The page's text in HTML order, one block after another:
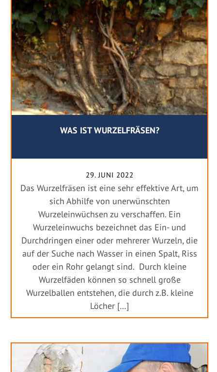
WAS IST WURZELFRÄSEN?
29. JUNI 2022
Das Wurzelfräsen ist eine sehr effektive Art, um
sich Abhilfe von unerwünschten
Wurzeleinwüchsen zu verschaffen. Ein
Wurzeleinwuchs bezeichnet das Ein- und
Durchdringen einer oder mehrerer Wurzeln, die
auf der Suche nach Wasser in einen Spalt, Riss
oder ein Rohr gelangt sind. Durch kleine
Wurzelfäden können so schnell große
Wurzelballen entstehen, die durch z.B. kleine
Löcher […]